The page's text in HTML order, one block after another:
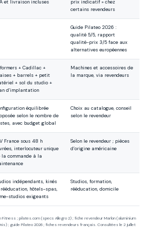
et livraison incluses
prix indicatif » chez
certains revendeurs
Guide Pilateo 2026 :
qualité 5/5, rapport
qualité-prix 3/5 face aux
alternatives européennes
+ Cadillac +
+ barrels + petit
+ sol du studio +
d’implantation
Machines et accessoires de
la marque, via revendeurs
équilibrée
selon le nombre de
avec budget global
Choix au catalogue, conseil
selon le revendeur
France sous 48 h
interlocuteur unique
la commande à la
Selon le revendeur ; pièces
d’origine américaine
indépendants, kinés
hôtels-spas,
studios exigeants
Studios, formation,
rééducation, domicile
Fitness ; pilates.com (specs Allegro 2) ; fiche revendeur Marlon (aluminium
; guide Pilateo 2026 ; fiches revendeurs français. Consultées le 2 juillet